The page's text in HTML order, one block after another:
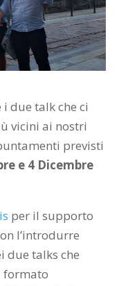
due talk che ci
vicini ai nostri
previsti
e 4 Dicembre
per il supporto
l’introdurre
due talks che
formato